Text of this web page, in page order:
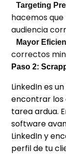
Targeting
hacemos
audiencia
Mayor
correctos
Paso 2:
LinkedIn es
encontrar los
tarea ardua.
software
LinkedIn y
perfil de tu